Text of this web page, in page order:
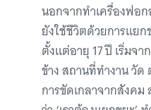
นอกจากทำเครื่องฟอก
ยังใช้ชีวิตด้วยการแย
ตั้งแต่อายุ 17 ปี เริ่มจ
ข้าง สถานที่ทำงาน วัด
การขัดเกลาจากสังค